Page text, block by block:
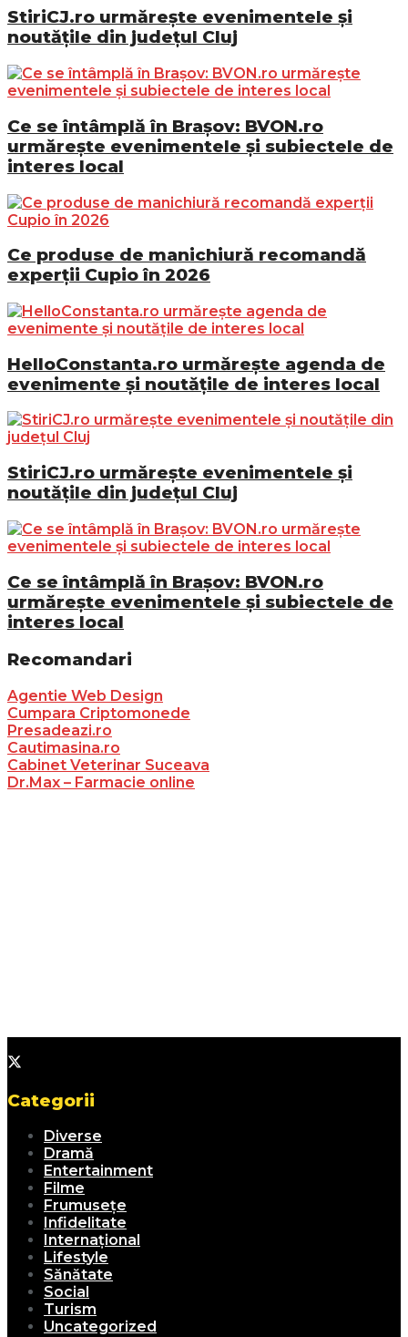
StiriCJ.ro urmărește evenimentele și
noutățile din județul Cluj
Ce se întâmplă în Brașov: BVON.ro
urmărește evenimentele și subiectele de
interes local
Ce produse de manichiură recomandă
experții Cupio în 2026
HelloConstanta.ro urmărește agenda de
evenimente și noutățile de interes local
StiriCJ.ro urmărește evenimentele și
noutățile din județul Cluj
Ce se întâmplă în Brașov: BVON.ro
urmărește evenimentele și subiectele de
interes local
Recomandari
Agentie Web Design
Cumpara Criptomonede
Presadeazi.ro
Cautimasina.ro
Cabinet Veterinar Suceava
Dr.Max – Farmacie online
Categorii
Diverse
Dramă
Entertainment
Filme
Frumusețe
Infidelitate
Internațional
Lifestyle
Sănătate
Social
Turism
Uncategorized